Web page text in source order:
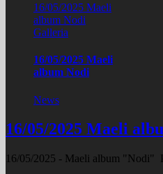
16/05/2025 Maeli
album Nodi
Galleria
16/05/2025 Maeli
album Nodi
News
16/05/2025 Maeli
16/05/2025 - Maeli album "Nodi"